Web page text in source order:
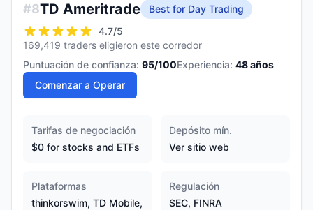
#8TD Ameritrade
Best for Day Trading
4.7/5
169,419 traders eligieron este corredor
Puntuación de confianza: 95/100Experiencia: 48años
Comenzar a Operar
Tarifas de negociación
$0 for stocks and ETFs
Depósito mín.
Ver sitio web
Plataformas
thinkorswim, TD Mobile,
Regulación
SEC, FINRA